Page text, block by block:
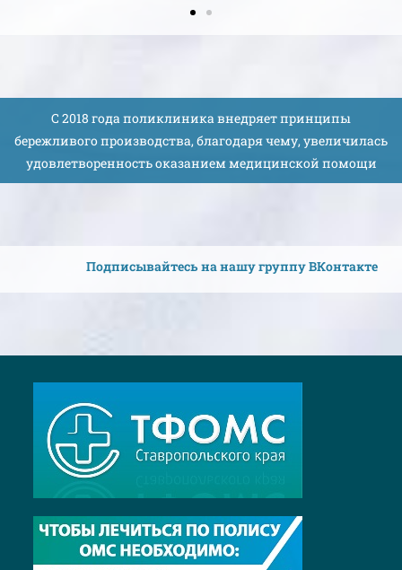
С 2018 года поликлиника внедряет принципы
бережливого производства, благодаря чему, увеличилась
удовлетворенность оказанием медицинской помощи
Подписывайтесь на нашу группу ВКонтакте